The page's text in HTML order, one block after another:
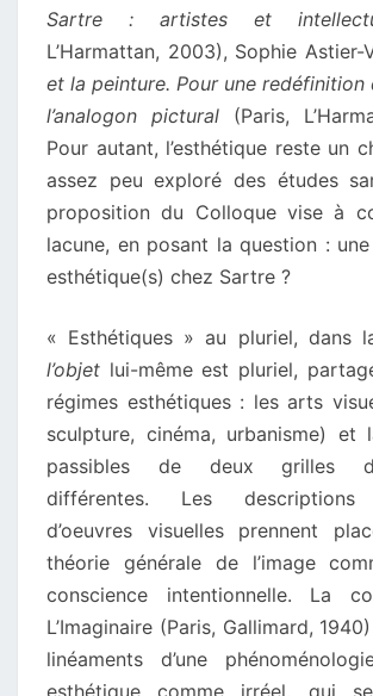
Sartre : artistes et
L’Harmattan, 2003), Sophie Astier-
et la peinture. Pour une redéfinition
l’analogon pictural (Paris,
Pour autant, l’esthétique reste un
assez peu exploré des études
proposition du Colloque vise à
lacune, en posant la question :
esthétique(s) chez Sartre ?
« Esthétiques » au pluriel, dans
l’objet lui-même est pluriel,
régimes esthétiques : les arts
sculpture, cinéma, urbanisme) et
passibles de deux grilles
différentes. Les descriptions
d’oeuvres visuelles prennent
théorie générale de l’image
conscience intentionnelle. La
L’Imaginaire (Paris, Gallimard,
linéaments d’une
esthétique comme irréel, qui